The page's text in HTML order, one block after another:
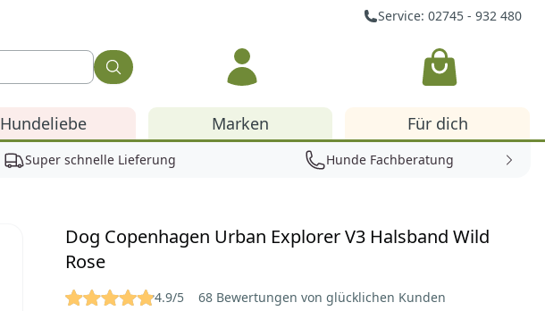
Service: 02745 - 932 480
Warenkorb
Hundeliebe Marken Für dich
Super schnelle Lieferung Hunde Fachberatung
Dog Copenhagen Urban Explorer V3 Halsband Wild
Rose
Reviews 4.9/5 68 Bewertungen von glücklichen Kunden